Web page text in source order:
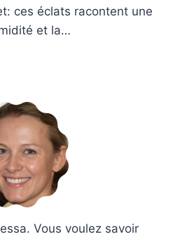
ces éclats racontent une
et la…
Vous voulez savoir